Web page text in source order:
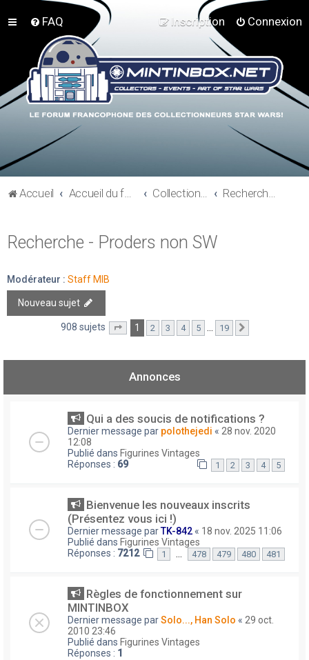
FAQ Connexion
Inscription
Accueil Accueil du forum Collections hors Star Wars Recherche - Proders non SW
Recherche - Proders non SW
Modérateur : Staff MIB
Nouveau sujet
908 sujets Page sur19
1 2 3 4 5 … 19
Annonces
Qui a des soucis de notifications ?
Dernier message par polothejedi « 28 nov. 2020
12:08
Publié dans Figurines Vintages
Réponses : 69 1 2 3 4 5
Bienvenue les nouveaux inscrits
(Présentez vous ici !)
Dernier message parTK-842 « 18 nov. 2025 11:06
Publié dans Figurines Vintages
Réponses : 7212 1 … 478 479 480 481
Règles de fonctionnement sur
MINTINBOX
Dernier message parSolo..., Han Solo « 29 oct.
2010 23:46
Publié dans Figurines Vintages
Réponses : 1